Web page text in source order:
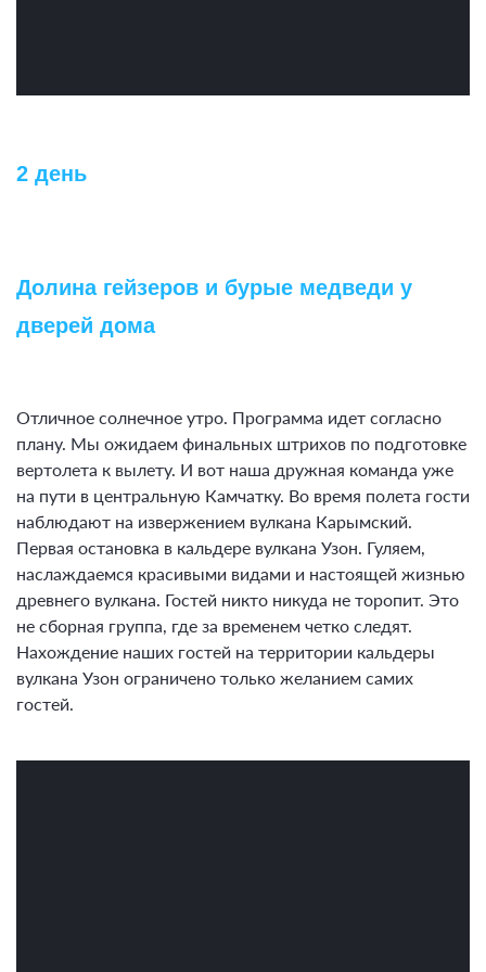
2 день
Долина гейзеров и бурые медведи у
дверей дома
Отличное солнечное утро. Программа идет согласно
плану. Мы ожидаем финальных штрихов по подготовке
вертолета к вылету. И вот наша дружная команда уже
на пути в центральную Камчатку. Во время полета гости
наблюдают на извержением вулкана Карымский.
Первая остановка в кальдере вулкана Узон. Гуляем,
наслаждаемся красивыми видами и настоящей жизнью
древнего вулкана. Гостей никто никуда не торопит. Это
не сборная группа, где за временем четко следят.
Нахождение наших гостей на территории кальдеры
вулкана Узон ограничено только желанием самих
гостей.